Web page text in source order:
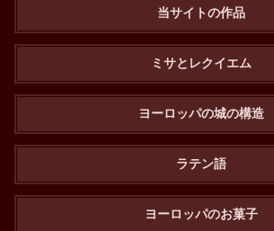
当サイトの作品
ミサとレクイエム
ヨーロッパの城の構造
ラテン語
ヨーロッパのお菓子